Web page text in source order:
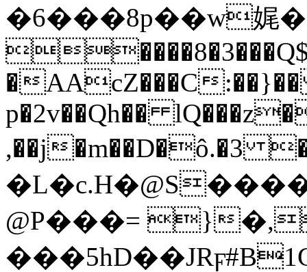
�6���8p��w娓
�AAcZ���C
p�2v��Qh��
,��j
@P���= }